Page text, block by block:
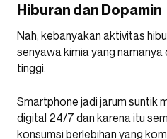
Hiburan dan Dopamin
Nah, kebanyakan aktivitas
senyawa kimia yang namanya
tinggi.
Smartphone jadi jarum suntik
digital 24/7 dan karena itu
konsumsi berlebihan yang